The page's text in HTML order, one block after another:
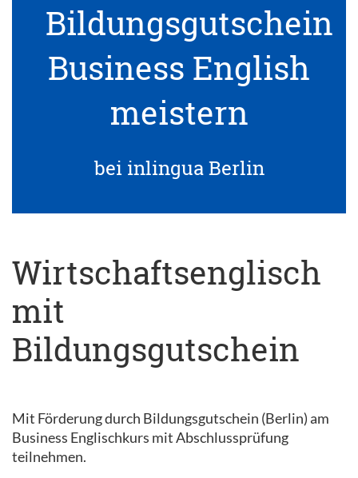
Bildungsgutschein
Business English
meistern
bei inlingua Berlin
Wirtschaftsenglisch
mit
Bildungsgutschein
Mit Förderung durch Bildungsgutschein (Berlin) am
Business Englischkurs mit Abschlussprüfung
teilnehmen.